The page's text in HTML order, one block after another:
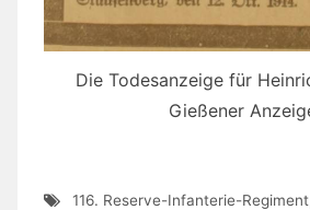
Die Todesanzeige für
Gießener
116. Reserve-Infanterie-Regiment